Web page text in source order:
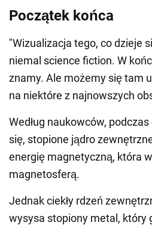
Początek końca
"Wizualizacja tego, co dzieje
niemal science fiction. W
znamy. Ale możemy się tam
na niektóre z najnowszych
Według naukowców,
się, stopione jądro
energię magnetyczną, która
magnetosferą.
Jednak ciekły rdzeń
wysysa stopiony metal, który